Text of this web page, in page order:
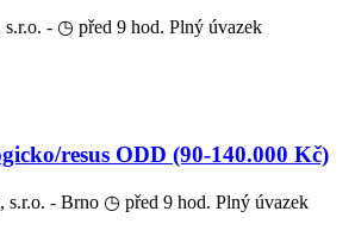
s.r.o. - ◷ před 9 hod. Plný úvazek
resus ODD (90-140.000 Kč)
s.r.o. - Brno ◷ před 9 hod. Plný úvazek